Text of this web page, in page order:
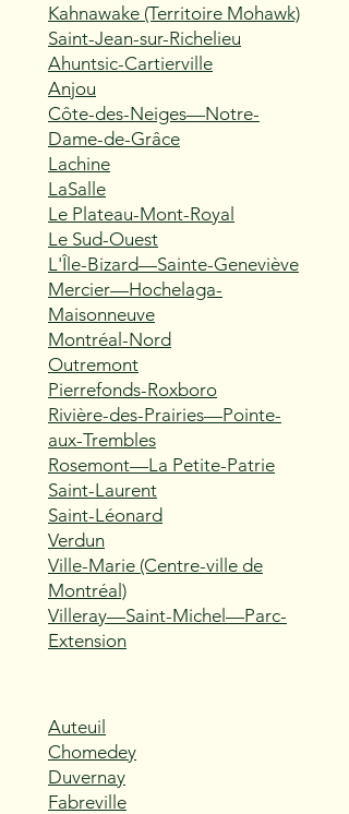
Kahnawake (Territoire Mohawk)
Saint-Jean-sur-Richelieu
Ahuntsic-Cartierville
Anjou
Côte-des-Neiges—Notre-
Dame-de-Grâce
Lachine
LaSalle
Le Plateau-Mont-Royal
Le Sud-Ouest
L'Île-Bizard—Sainte-Geneviève
Mercier—Hochelaga-
Maisonneuve
Montréal-Nord
Outremont
Pierrefonds-Roxboro
Rivière-des-Prairies—Pointe-
aux-Trembles
Rosemont—La Petite-Patrie
Saint-Laurent
Saint-Léonard
Verdun
Ville-Marie (Centre-ville de
Montréal)
Villeray—Saint-Michel—Parc-
Extension
Auteuil
Chomedey
Duvernay
Fabreville